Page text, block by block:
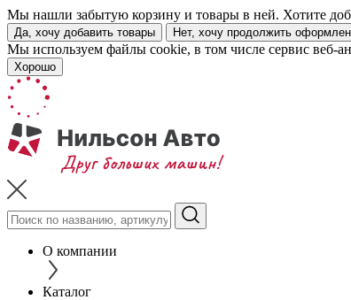
Мы нашли забытую корзину и товары в ней. Хотите
Да, хочу добавить товары Нет, хочу продолжить
Мы используем файлы cookie, в том числе сервис веб-
Хорошо
О компании
Каталог